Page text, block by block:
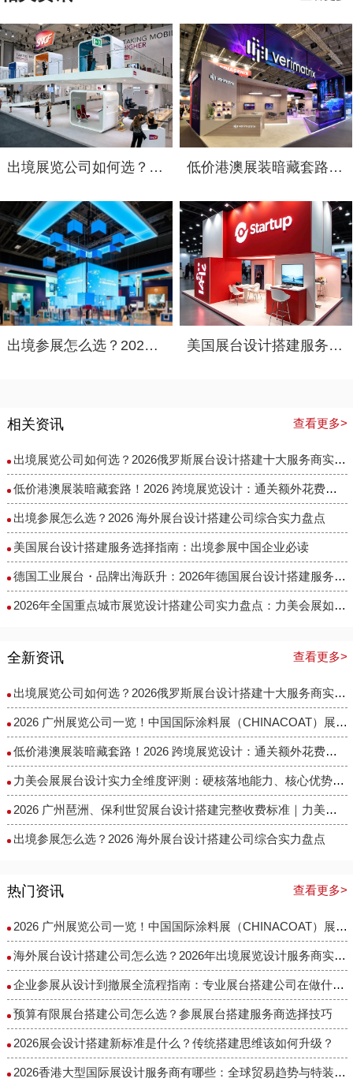
出境展览公司如何选？2026俄罗斯展台设计搭建十大服务商实力盘点 低价港澳展装暗藏套路！2026 跨境展览设计：通关额外花费避雷指南
出境参展怎么选？2026 海外展台设计搭建公司综合实力盘点 美国展台设计搭建服务选择指南：出境参展中国企业必读
相关资讯 查看更多>
出境展览公司如何选？2026俄罗斯展台设计搭建十大服务商实力盘点
低价港澳展装暗藏套路！2026 跨境展览设计：通关额外花费避雷指南
出境参展怎么选？2026 海外展台设计搭建公司综合实力盘点
美国展台设计搭建服务选择指南：出境参展中国企业必读
德国工业展台・品牌出海跃升：2026年德国展台设计搭建服务商选择指南
​2026年全国重点城市展览设计搭建公司实力盘点：力美会展如何做到性价比与专业度兼得？
全新资讯 查看更多>
出境展览公司如何选？2026俄罗斯展台设计搭建十大服务商实力盘点
2026 广州展览公司一览！中国国际涂料展（CHINACOAT）展台设计搭建服务商推荐
低价港澳展装暗藏套路！2026 跨境展览设计：通关额外花费避雷指南
力美会展展台设计实力全维度评测：硬核落地能力、核心优势与适配场景解析
2026 广州琶洲、保利世贸展台设计搭建完整收费标准｜力美会展分级包干报价，全程无隐形增项
出境参展怎么选？2026 海外展台设计搭建公司综合实力盘点
热门资讯 查看更多>
2026 广州展览公司一览！中国国际涂料展（CHINACOAT）展台设计搭建服务商推荐
海外展台设计搭建公司怎么选？2026年出境展览设计服务商实力全解析
企业参展从设计到撤展全流程指南：专业展台搭建公司在做什么？
预算有限展台搭建公司怎么选？参展展台搭建服务商选择技巧
2026展会设计搭建新标准是什么？传统搭建思维该如何升级？
2026香港大型国际展设计服务商有哪些：全球贸易趋势与特装企业访谈